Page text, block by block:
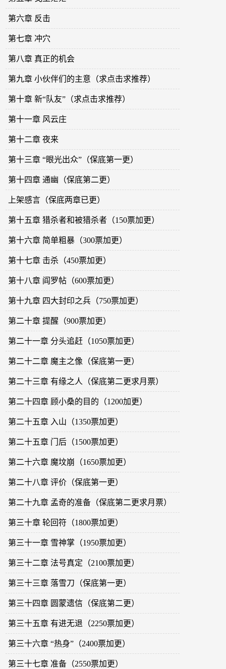
第六章 反击
第七章 冲穴
第八章 真正的机会
第九章 小伙伴们的主意（求点击求推荐）
第十章 新“队友”（求点击求推荐）
第十一章 风云庄
第十二章 夜来
第十三章 “眼光出众”（保底第一更）
第十四章 通幽（保底第二更）
上架感言（保底两章已更）
第十五章 猎杀者和被猎杀者（150票加更）
第十六章 简单粗暴（300票加更）
第十七章 击杀（450票加更）
第十八章 阎罗帖（600票加更）
第十九章 四大封印之兵（750票加更）
第二十章 提醒（900票加更）
第二十一章 分头追赶（1050票加更）
第二十二章 魔主之像（保底第一更）
第二十三章 有缘之人（保底第二更求月票）
第二十四章 顾小桑的目的（1200加更）
第二十五章 入山（1350票加更）
第二十五章 门后（1500票加更）
第二十六章 魔坟崩（1650票加更）
第二十八章 评价（保底第一更）
第二十九章 孟奇的准备（保底第二更求月票）
第三十章 轮回符（1800票加更）
第三十一章 雪神掌（1950票加更）
第三十二章 法号真定（2100票加更）
第三十三章 落雪刀（保底第一更）
第三十四章 圆蒙遗信（保底第二更）
第三十五章 有进无退（2250票加更）
第三十六章 “热身”（2400票加更）
第三十七章 准备（2550票加更）